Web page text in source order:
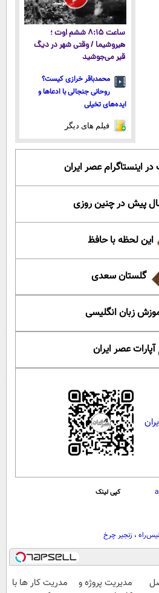
ساعت ۸:۱۵ ششم اوت ؛
هیروشیما / وقتی شهر در دیگ
قیر می‌جوشید
محمدباقر خرازی کیست؟
روحانی جنجالی با ادعاها و
ایده‌های تخیلی
فیلم های دیگر
اینستاگرام عصر ایران
این لحظه با حافظ
گلستان سعدی
زبان انگلیسی
آپارات عصر ایران
کپی لینک
، زنجیر چرخ
مدیریت پروژه و
مدریت کار ها با